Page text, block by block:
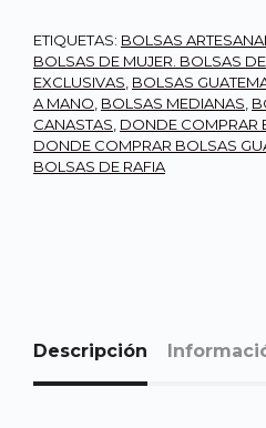
ETIQUETAS: BOLSAS
BOLSAS DE MUJER. BOLSAS
EXCLUSIVAS BOLSAS
A MANO BOLSAS MEDIANAS
CANASTAS DONDE COMPRAR
DONDE COMPRAR BOLSAS
BOLSAS DE RAFIA
Descripción